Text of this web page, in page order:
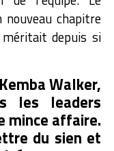
chapitre
depuis si
Walker,
les leaders
mince affaire.
du sien et